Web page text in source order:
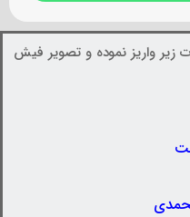
زیر واریز نموده و تصویر فیش